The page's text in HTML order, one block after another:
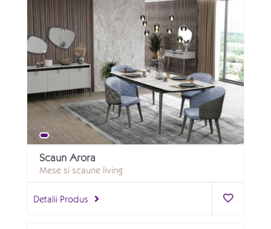
Scaun Arora
Mese si scaune living
Detalii Produs